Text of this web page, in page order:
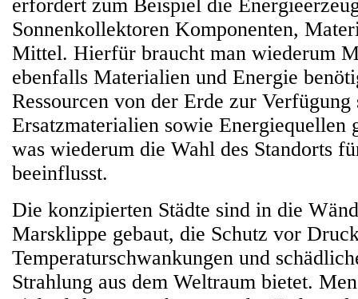
erfordert zum Beispiel die
Sonnenkollektoren Komponenten,
Mittel. Hierfür braucht man wiederum
ebenfalls Materialien und Energie
Ressourcen von der Erde zur Verfügung
Ersatzmaterialien sowie Energiequellen
was wiederum die Wahl des Standorts
beeinflusst.
Die konzipierten Städte sind in die
Marsklippe gebaut, die Schutz vor
Temperaturschwankungen und
Strahlung aus dem Weltraum bietet.